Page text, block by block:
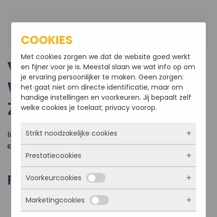
VERBOUWING AAN EEN
WONING BERGEN OP
ZOOM
In Bergen op Zoom hebben we een verbouwing aan
een woning gerealiseerd.
FOTO'S VAN HET PROJECT
COOKIES
Met cookies zorgen we dat de website goed werkt
en fijner voor je is. Meestal slaan we wat info op om
je ervaring persoonlijker te maken. Geen zorgen:
het gaat niet om directe identificatie, maar om
handige instellingen en voorkeuren. Jij bepaalt zelf
welke cookies je toelaat; privacy voorop.
Strikt noodzakelijke cookies
Deze cookies zorgen ervoor dat de website
überhaupt werkt. Ze zijn dus altijd actief en
kunnen niet worden uitgezet. Meestal worden
ze alleen geplaatst als jij iets doet, zoals
inloggen, een formulier invullen of je
privacyvoorkeuren opslaan. Je kunt je browser
Prestatiecookies
Met deze cookies zien we hoe vaak onze site
bezocht wordt, waar bezoekers vandaan
komen en welke pagina’s populair zijn. Zo
kunnen we de website blijven verbeteren.
Voorkeurcookies
Deze cookies onthouden jouw voorkeuren.
Bijvoorbeeld taalkeuze of ingevulde gegevens.
Marketingcookies